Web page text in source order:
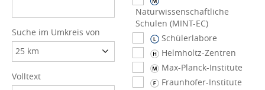
Suche im Umkreis von
Volltext
Naturwissenschaftliche
Schulen (MINT-EC)
Schülerlabore
Helmholtz-Zentren
Max-Planck-Institute
Fraunhofer-Institute